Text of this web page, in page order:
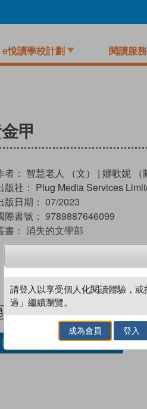
e悅讀學校計劃 閱讀服務
甲
者： 智慧老人 （文） | 娜歌妮 （
版社： Plug Media Services
版日期： 07/2023
際書號： 9789887646099
書： 消失的文學部
試閲 加入閱
請登入以享受個人化閱讀體驗，或
過」繼續瀏覽。
成為會員 登入